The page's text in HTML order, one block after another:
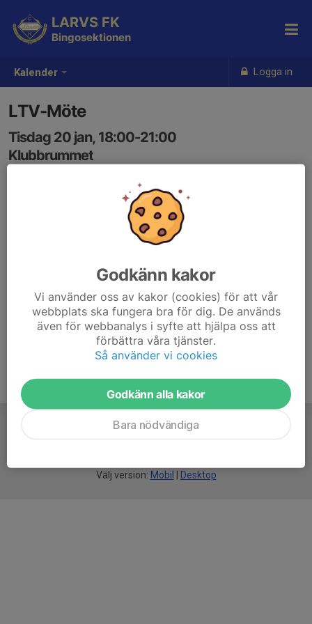
Kalender Logga in
LARVS FK
Bingosektionen
LTV-Möte
Tisdag 20 jan, 18:00-21:00
Klubbrummet
Välj version: Mobil Desktop
Godkänn kakor
Vi använder oss av kakor (cookies) för att vår
webbplats ska fungera bra för dig. De används
även för webbanalys i syfte att hjälpa oss att
förbättra våra tjänster.
Så använder vi cookies
Godkänn alla kakor
Bara nödvändiga